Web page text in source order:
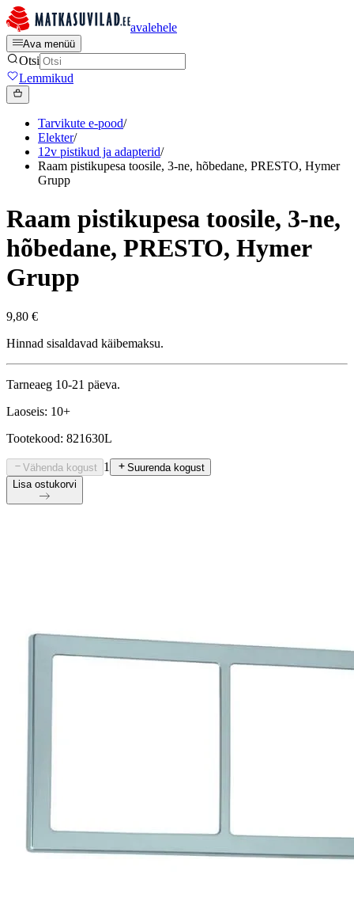
avalehele
Ava menüü
Otsi
Lemmikud
Tarvikute e-pood/
Elekter/
12v pistikud ja adapterid/
Raam pistikupesa toosile, 3-ne, hõbedane, PRESTO, Hymer
Grupp
Raam pistikupesa toosile, 3-ne,
hõbedane, PRESTO, Hymer
Grupp
9,80 €
Hinnad sisaldavad käibemaksu.
Tarneaeg 10-21 päeva.
Laoseis: 10+
Tootekood: 821630L
Vähenda kogust 1
Suurenda kogust
Lisa ostukorvi